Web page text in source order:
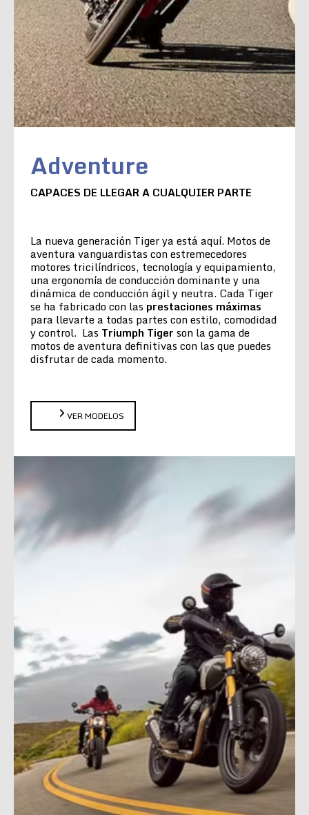
Adventure
CAPACES DE LLEGAR A CUALQUIER PARTE
La nueva generación Tiger ya está aquí. Motos de
aventura vanguardistas con estremecedores
motores tricilíndricos, tecnología y equipamiento,
una ergonomía de conducción dominante y una
dinámica de conducción ágil y neutra. Cada Tiger
se ha fabricado con las prestaciones máximas
para llevarte a todas partes con estilo, comodidad
y control. Las Triumph Tiger son la gama de
motos de aventura definitivas con las que puedes
disfrutar de cada momento.
VER MODELOS